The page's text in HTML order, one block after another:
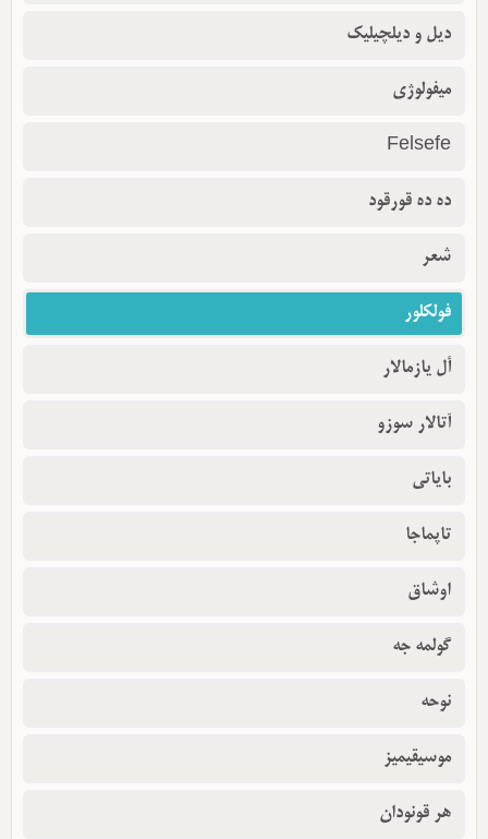
دیل و دیلچیلیک
میفولوژی
Felsefe
ده ده قورقود
شعر
فولکلور
أل یازمالار
آتالار سوزو
بایاتی
تاپماجا
اوشاق
گولمه جه
نوحه
موسیقیمیز
هر قونودان